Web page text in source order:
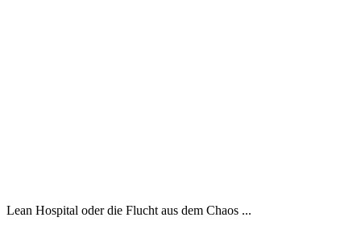
Lean Hospital oder die Flucht aus dem Chaos ...